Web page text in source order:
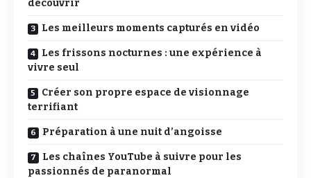
découvrir
Les meilleurs moments capturés en vidéo
Les frissons nocturnes : une expérience à
vivre seul
Créer son propre espace de visionnage
terrifiant
Préparation à une nuit d’angoisse
Les chaînes YouTube à suivre pour les
passionnés de paranormal